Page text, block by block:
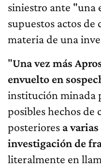
siniestro ante "una
supuestos actos
materia de una
"Una vez más
envuelto en
institución minada
posibles hechos de
posteriores a
investigación de
literalmente en